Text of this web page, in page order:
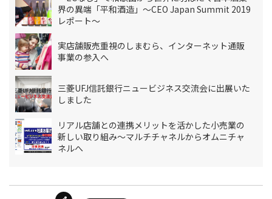
界の異端「平和酒造」〜CEO Japan Summit 2019
レポート〜
実店舗販売重視のしまむら、インターネット通販
事業の参入へ
三菱UFJ信託銀行ニュービジネス交流会に出展いた
しました
リアル店舗との連携メリットを活かした小売業の
新しい取り組み～マルチチャネルからオムニチャ
ネルへ